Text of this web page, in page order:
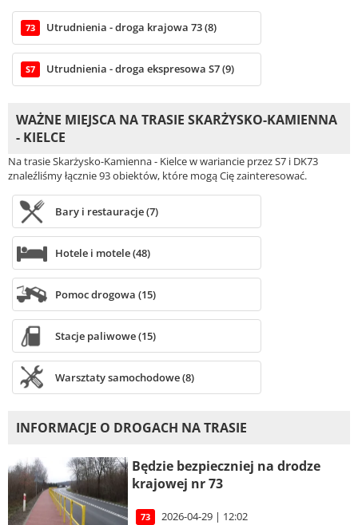
73 Utrudnienia - droga krajowa 73 (8)
S7 Utrudnienia - droga ekspresowa S7 (9)
WAŻNE MIEJSCA NA TRASIE SKARŻYSKO-KAMIENNA
- KIELCE
Na trasie Skarżysko-Kamienna - Kielce w wariancie przez S7 i DK73
znaleźliśmy łącznie 93 obiektów, które mogą Cię zainteresować.
Bary i restauracje (7)
Hotele i motele (48)
Pomoc drogowa (15)
Stacje paliwowe (15)
Warsztaty samochodowe (8)
INFORMACJE O DROGACH NA TRASIE
Będzie bezpieczniej na drodze
krajowej nr 73
73 2026-04-29 | 12:02